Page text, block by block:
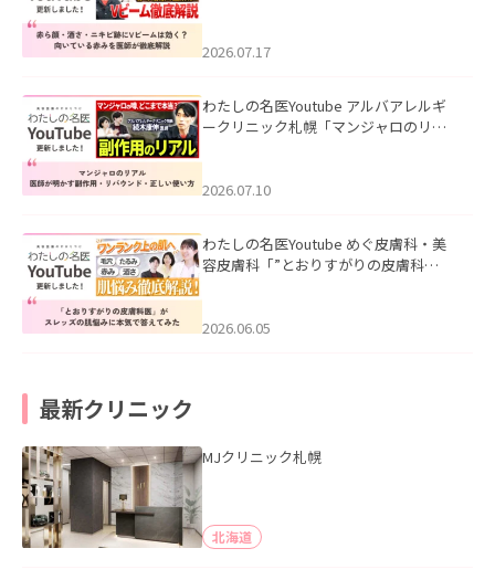
した。
2026.07.17
わたしの名医Youtube アルバアレルギ
ークリニック札幌「マンジャロのリア
た。
2026.07.10
わたしの名医Youtube めぐ皮膚科・美
容皮膚科「”とおりすがりの皮膚科
2026.06.05
最新クリニック
MJクリニック札幌
北海道